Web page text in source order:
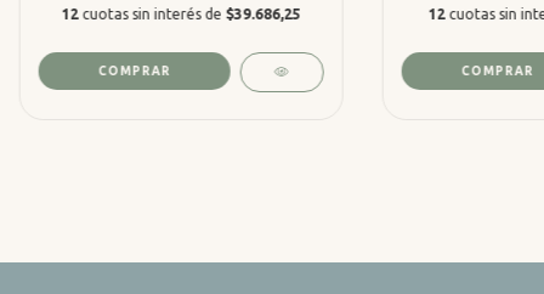
12 cuotas sin interés de $39.686,25
COMPRAR
12 cuotas sin